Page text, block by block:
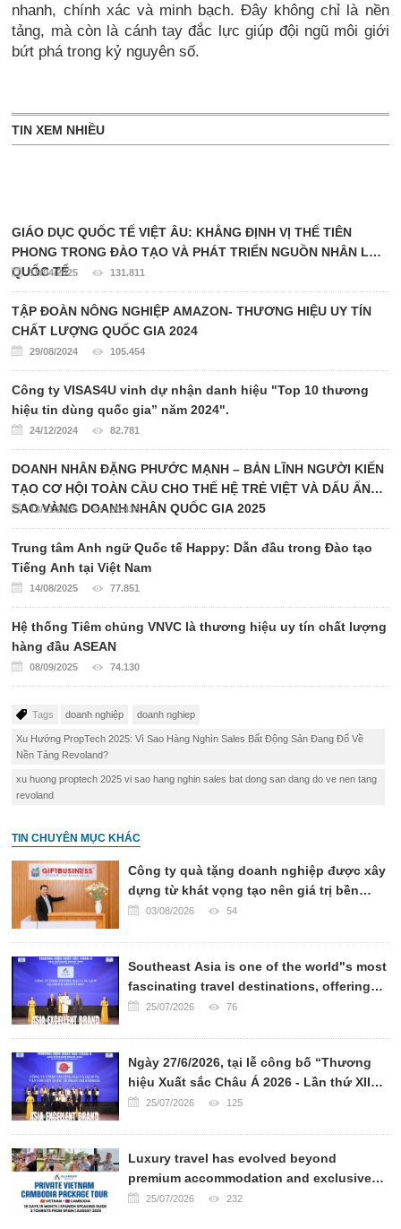
nhanh, chính xác và minh bạch. Đây không chỉ là nền
tảng, mà còn là cánh tay đắc lực giúp đội ngũ môi giới
bứt phá trong kỷ nguyên số.
TIN XEM NHIỀU
GIÁO DỤC QUỐC TẾ VIỆT ÂU: KHẲNG ĐỊNH VỊ THẾ TIÊN
PHONG TRONG ĐÀO TẠO VÀ PHÁT TRIỂN NGUỒN NHÂN LỰC
QUỐC TẾ
15/04/2025 131.811
TẬP ĐOÀN NÔNG NGHIỆP AMAZON- THƯƠNG HIỆU UY TÍN
CHẤT LƯỢNG QUỐC GIA 2024
29/08/2024 105.454
Công ty VISAS4U vinh dự nhận danh hiệu "Top 10 thương
hiệu tin dùng quốc gia” năm 2024".
24/12/2024 82.781
DOANH NHÂN ĐẶNG PHƯỚC MẠNH – BẢN LĨNH NGƯỜI KIẾN
TẠO CƠ HỘI TOÀN CẦU CHO THẾ HỆ TRẺ VIỆT VÀ DẤU ẤN
SAO VÀNG DOANH NHÂN QUỐC GIA 2025
13/11/2025 80.436
Trung tâm Anh ngữ Quốc tế Happy: Dẫn đầu trong Đào tạo
Tiếng Anh tại Việt Nam
14/08/2025 77.851
Hệ thống Tiêm chủng VNVC là thương hiệu uy tín chất lượng
hàng đầu ASEAN
08/09/2025 74.130
Tags doanh nghiệp doanh nghiep
Xu Hướng PropTech 2025: Vì Sao Hàng Nghìn Sales Bất Động Sản Đang Đổ Về
Nền Tảng Revoland?
xu huong proptech 2025 vi sao hang nghin sales bat dong san dang do ve nen tang
revoland
TIN CHUYÊN MỤC KHÁC
Công ty quà tặng doanh nghiệp được xây
dựng từ khát vọng tạo nên giá trị bền
vững03/08/2026 54
Southeast Asia is one of the world"s most
fascinating travel destinations, offering
breathtaking landscapes, rich cultural
25/07/2026 76
Ngày 27/6/2026, tại lễ công bố “Thương
hiệu Xuất sắc Châu Á 2026 - Lần thứ XII”,
CÔNG TY VẬN CHUYỂN QUỐC TẾ PHAN
CHUYỂN UY TÍN CHÂU Á 2026.
25/07/2026 125
Luxury travel has evolved beyond
premium accommodation and exclusive
transportation. Today, sophisticated
25/07/2026 232